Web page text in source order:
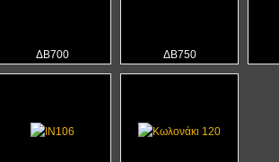
ΔΒ700 ΔΒ750